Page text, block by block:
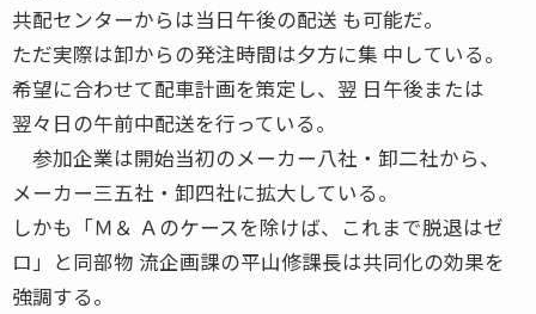
共配センターからは当日午後の配送 も可能だ。
ただ実際は卸からの発注時間は夕方に集 中している。
希望に合わせて配車計画を策定し、翌 日午後または
翌々日の午前中配送を行っている。
参加企業は開始当初のメーカー八社・卸二社から、
メーカー三五社・卸四社に拡大している。
しかも「Ｍ＆ Ａのケースを除けば、これまで脱退はゼ
ロ」と同部物 流企画課の平山修課長は共同化の効果を
強調する。